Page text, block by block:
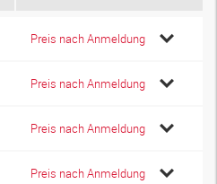
Preis nach Anmeldung
Preis nach Anmeldung
Preis nach Anmeldung
Preis nach Anmeldung